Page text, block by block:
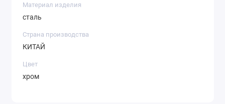
Материал изделия
сталь
Страна производства
КИТАЙ
Цвет
хром